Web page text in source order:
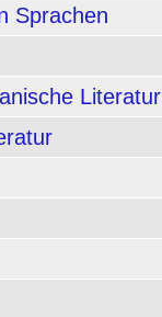
Sprachen
Literatur